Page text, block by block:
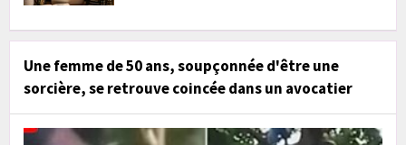
Une femme de 50 ans, soupçonnée d'être une
sorcière, se retrouve coincée dans un avocatier